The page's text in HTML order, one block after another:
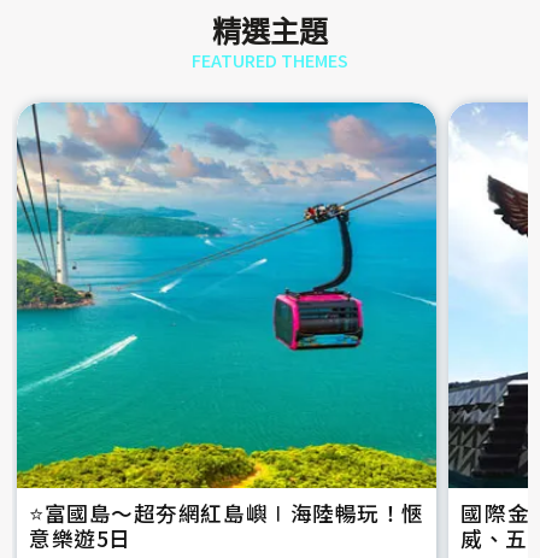
精選主題
FEATURED THEMES
⭐️富國島～超夯網紅島嶼∣海陸暢玩！愜
意樂遊5日
國際金
威、五